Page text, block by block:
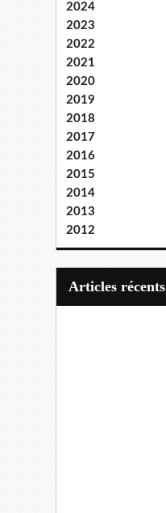
2024
2023
2022
2021
2020
2019
2018
2017
2016
2015
2014
2013
2012
articles récents